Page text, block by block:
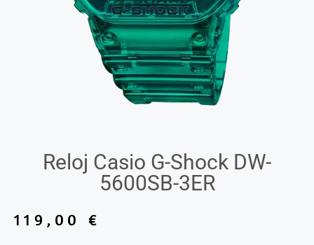
Reloj Casio G-Shock DW-
5600SB-3ER
119,00 €